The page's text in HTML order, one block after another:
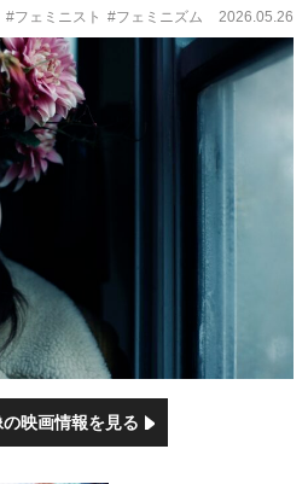
#フェミニスト #フェミニズム 2026.05.26
映画情報を見る